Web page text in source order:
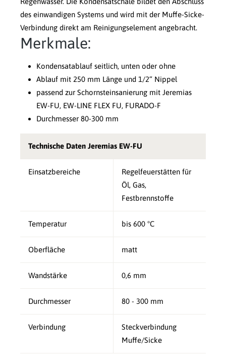
des einwandigen Systems und wird mit der Muffe-Sicke-
Verbindung direkt am Reinigungselement angebracht.
Merkmale:
Kondensatablauf seitlich, unten oder ohne
Ablauf mit 250 mm Länge und 1/2“ Nippel
passend zur Schornsteinsanierung mit Jeremias
EW-FU, EW-LINE FLEX FU, FURADO-F
Durchmesser 80-300 mm
Technische Daten Jeremias EW-FU
Einsatzbereiche
Regelfeuerstätten für
Öl, Gas,
Festbrennstoffe
Temperatur bis 600 °C
Oberfläche matt
Wandstärke 0,6 mm
Durchmesser 80 - 300 mm
Verbindung
Steckverbindung
Muffe/Sicke